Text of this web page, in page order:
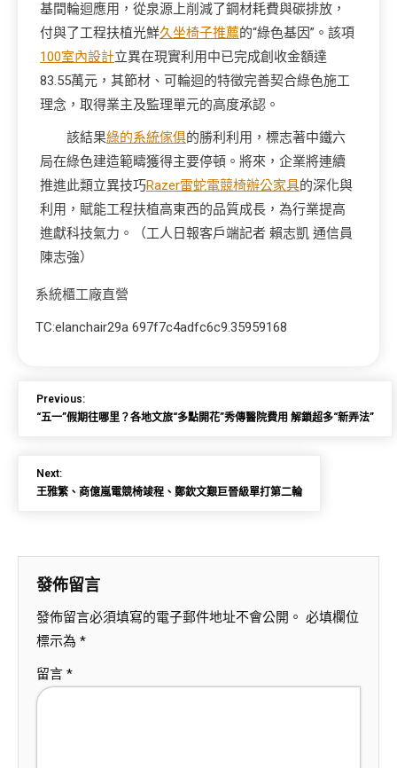
基間輪迴應用，從泉源上削減了鋼材耗費與碳排放，
付與了工程扶植光鮮久坐椅子推薦的“綠色基因”。該項
100室內設計立異在現實利用中已完成創收金額達
83.55萬元，其節材、可輪迴的特徵完善契合綠色施工
理念，取得業主及監理單元的高度承認。
該結果綠的系統傢俱的勝利利用，標志著中鐵六
局在綠色建造範疇獲得主要停頓。將來，企業將連續
推進此類立異技巧Razer雷蛇電競椅辦公家具的深化與
利用，賦能工程扶植高東西的品質成長，為行業提高
進獻科技氣力。（工人日報客戶端記者 賴志凱 通信員
陳志強）
系統櫃工廠直營
TC:elanchair29a 697f7c4adfc6c9.35959168
Previous:
“五一”假期往哪里？各地文旅“多點開花”秀傳醫院費用 解鎖超多“新弄法”
Next:
王雅繁、商億嵐電競椅竣程、鄭欽文艱巨晉級單打第二輪
發佈留言
發佈留言必須填寫的電子郵件地址不會公開。 必填欄位
標示為 *
留言 *